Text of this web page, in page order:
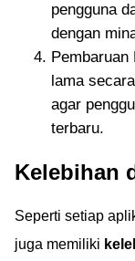
pengguna
dengan
lama
agar
terbaru.
Kelebihan
Seperti setiap
juga memiliki